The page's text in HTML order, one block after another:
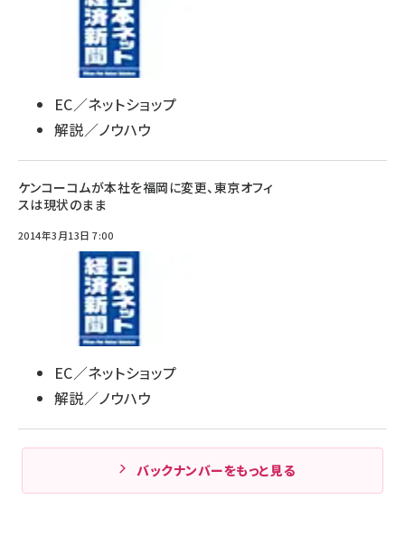
EC／ネットショップ
解説／ノウハウ
ケンコーコムが本社を福岡に変更、東京オフィ
スは現状のまま
2014年3月13日 7:00
EC／ネットショップ
解説／ノウハウ
バックナンバーをもっと見る